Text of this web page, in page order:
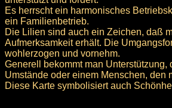
Es herrscht ein harmonisches
ein Familienbetrieb.
Die Lilien sind auch ein Zeichen, daß
Aufmerksamkeit erhält. Die
wohlerzogen und vornehm.
Generell bekommt man Unterstützung,
Umstände oder einem Menschen, den
Diese Karte symbolisiert auch